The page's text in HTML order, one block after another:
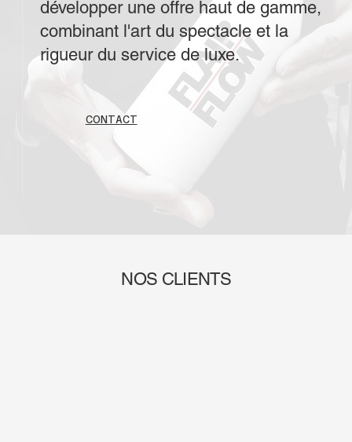
CONTACT
développer une offre haut de gamme,
combinant l'art du spectacle et la
rigueur du service de luxe.
NOS CLIENTS